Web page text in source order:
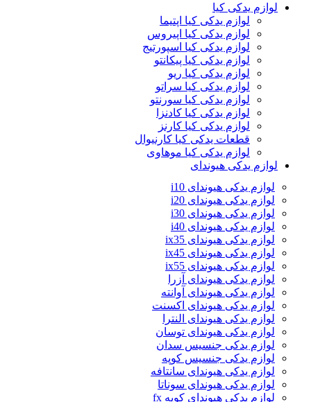
لوازم یدکی کیا
لوازم یدکی کیا اپتیما
لوازم یدکی کیا اپیروس
لوازم یدکی کیا اسپورتیج
لوازم یدکی کیا پیکانتو
لوازم یدکی کیا ریو
لوازم یدکی کیا سراتو
لوازم یدکی کیا سورنتو
لوازم یدکی کیا کادنزا
لوازم یدکی کیا کارنز
قطعات یدکی کیا کارنیوال
لوازم یدکی کیا موهاوی
لوازم یدکی هیوندای
لوازم یدکی هیوندای i10
لوازم یدکی هیوندای i20
لوازم یدکی هیوندای i30
لوازم یدکی هیوندای i40
لوازم یدکی هیوندای ix35
لوازم یدکی هیوندای ix45
لوازم یدکی هیوندای ix55
لوازم یدکی هیوندای آزرا
لوازم یدکی هیوندای آوانته
لوازم یدکی هیوندای اکسنت
لوازم یدکی هیوندای النترا
لوازم یدکی هیوندای توسان
لوازم یدکی جنسیس سدان
لوازم یدکی جنسیس کوپه
لوازم یدکی هیوندای سانتافه
لوازم یدکی هیوندای سوناتا
لوازم یدکی هیوندای کوپه fx